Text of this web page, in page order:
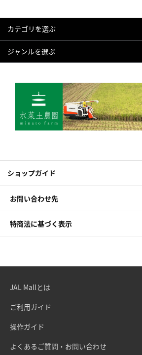
カテゴリを選ぶ
ジャンルを選ぶ
ショップガイド
お問い合わせ先
特商法に基づく表示
JAL Mallとは
ご利用ガイド
操作ガイド
よくあるご質問・お問い合わせ